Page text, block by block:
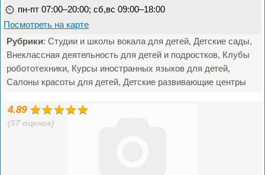
пн-пт 07:00–20:00; сб,вс 09:00–18:00
Посмотреть на карте
Рубрики: Студии и школы вокала для детей, Детские сады,
Внеклассная деятельность для детей и подростков, Клубы
робототехники, Курсы иностранных языков для детей,
Салоны красоты для детей, Детские развивающие центры
4.89
(57 оценок)